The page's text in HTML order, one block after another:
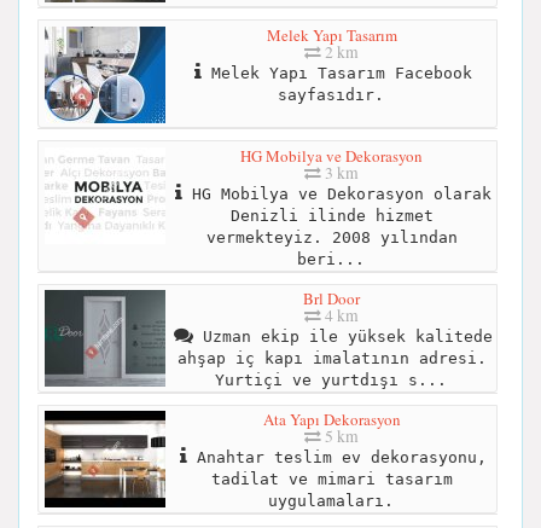
Melek Yapı Tasarım
2 km
Melek Yapı Tasarım Facebook
sayfasıdır.
HG Mobilya ve Dekorasyon
3 km
HG Mobilya ve Dekorasyon olarak
Denizli ilinde hizmet
vermekteyiz. 2008 yılından
beri...
Brl Door
4 km
Uzman ekip ile yüksek kalitede
ahşap iç kapı imalatının adresi.
Yurtiçi ve yurtdışı s...
Ata Yapı Dekorasyon
5 km
Anahtar teslim ev dekorasyonu,
tadilat ve mimari tasarım
uygulamaları.